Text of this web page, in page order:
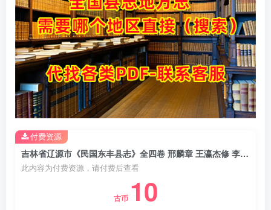
吉林省辽源市《民国东丰县志》全四卷 邢麟章 王瀛杰修 李耦纂PDF电子版地方志下载
此内容为付费资源，请付费后查看
古币 10
付费资源